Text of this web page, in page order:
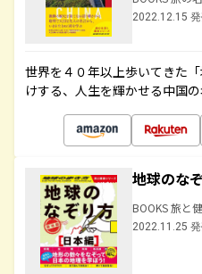
2022.12.15
世界を４０年以上歩いてきた
けする、人生を輝かせる中国
地球のな
BOOKS 旅と
2022.11.25